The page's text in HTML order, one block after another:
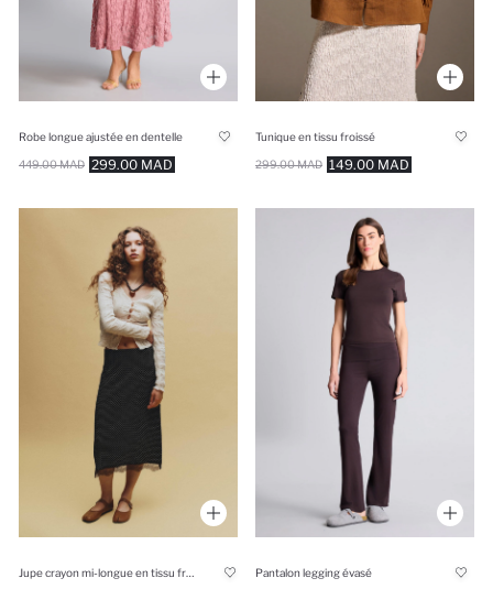
Robe longue ajustée en dentelle
299.00 MAD
449.00 MAD
Tunique en tissu froissé
149.00 MAD
299.00 MAD
Pantalon legging évasé